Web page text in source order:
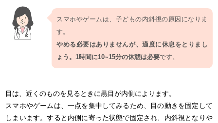
スマホやゲームは、子どもの内斜視の原因になりま
す。
やめる必要はありませんが、適度に休息をとりまし
ょう。1時間に10~15分の休憩は必要です。
目は、近くのものを見るときに黒目が内側によります。
スマホやゲームは、一点を集中してみるため、目の動きを固定して
しまいます。すると内側に寄った状態で固定され、内斜視となりや